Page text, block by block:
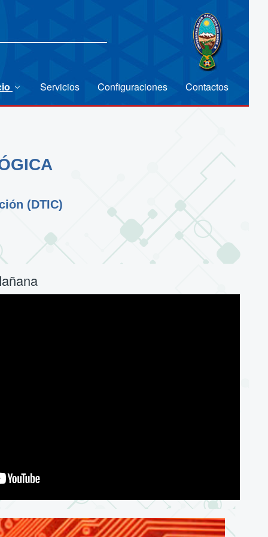
Servicios Configuraciones Contactos
(DTIC)